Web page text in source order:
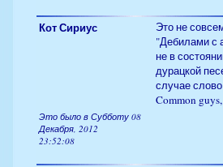
Кот Сириус
Это не
"Дебилами с
не в
дурацкой
случае
Common
Это было в Субботу 08
Декабря, 2012
23:52:08